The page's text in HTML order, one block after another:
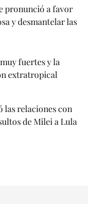
pronunció a favor
y desmantelar las
fuertes y la
extratropical
las relaciones con
de Milei a Lula